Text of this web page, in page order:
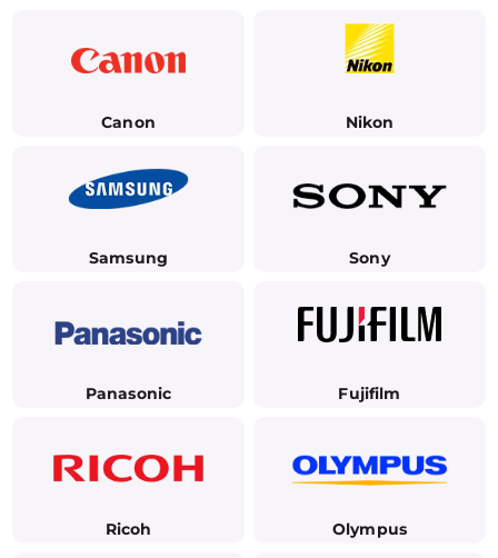
Canon Nikon
Samsung Sony
Panasonic Fujifilm
Ricoh Olympus